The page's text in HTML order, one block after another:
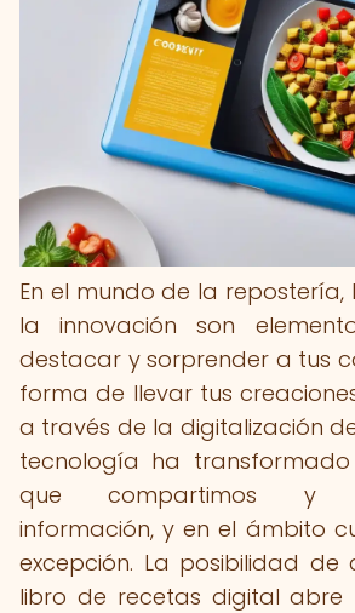
En el mundo de la
la innovación son
destacar y sorprender a tus
forma de llevar tus
a través de la digitalización
tecnología ha
que compartimos y
información, y en el ámbito
excepción. La posibilidad
libro de recetas digital abre